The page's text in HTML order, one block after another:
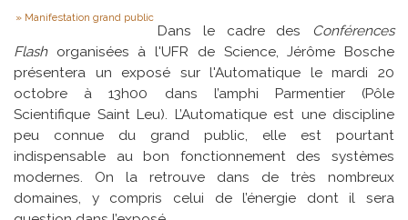
Type
Manifestation grand public
Dans le cadre des Conférences
Flashorganisées à l'UFR de Science, Jérôme Bosche
présentera un exposé sur l'Automatique le mardi 20
octobre à 13h00 dans l’amphi Parmentier (Pôle
Scientifique Saint Leu). L’Automatique est une discipline
peu connue du grand public, elle est pourtant
indispensable au bon fonctionnement des systèmes
modernes. On la retrouve dans de très nombreux
domaines, y compris celui de l’énergie dont il sera